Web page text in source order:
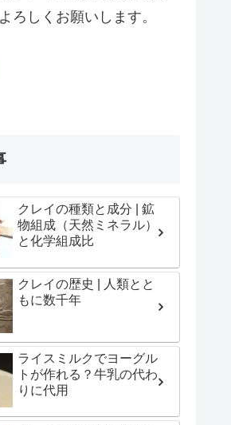
ろしくお願いします。
クレイの種類と成分 | 鉱
物組成（天然ミネラル）
と化学組成比
クレイの歴史 | 人類とと
もに数千年
ライスミルクでヨーグル
トが作れる？牛乳の代わ
りに代用